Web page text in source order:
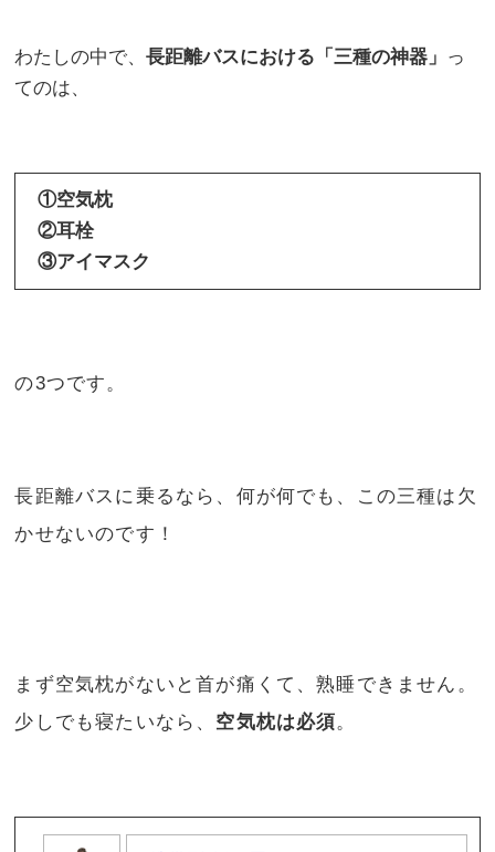
わたしの中で、長距離バスにおける「三種の神器」 っ
てのは、
①空気枕
②耳栓
③アイマスク
の3つです。
長距離バスに乗るなら、何が何でも、この三種は欠
かせないのです！
まず空気枕がないと首が痛くて、熟睡できません。
少しでも寝たいなら、 空気枕は必須。